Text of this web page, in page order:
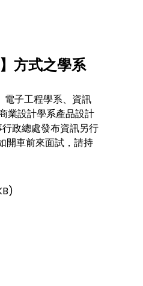
方式之學系
電子工程學系、資訊
業設計學系產品設計
政總處發布資訊另行
開車前來面試，請持